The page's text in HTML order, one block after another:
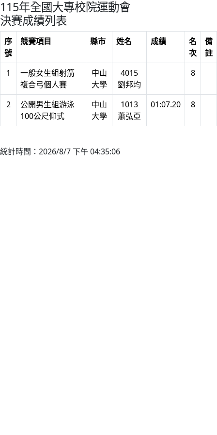
115年全國大專校院運動會
決賽成績列表
序
號
競賽項目 縣市 姓名 成績
名
次
備
註
1
一般女生組射箭
複合弓個人賽
中山
大學
4015
劉邦均
8
2
公開男生組游泳
100公尺仰式
中山
大學
1013
蕭弘亞
01:07.20 8
統計時間：2026/8/7 下午 04:35:06